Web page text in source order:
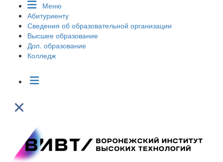
Меню
Абитуриенту
Сведения об образовательной организации
Высшее образование
Доп. образование
Колледж